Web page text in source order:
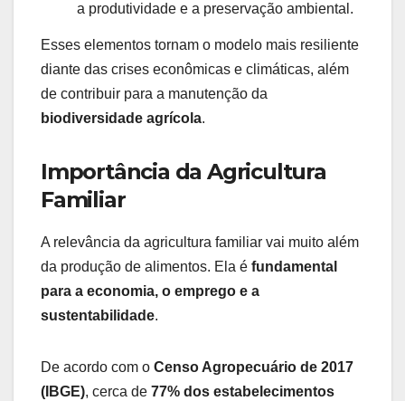
a produtividade e a preservação ambiental.
Esses elementos tornam o modelo mais resiliente
diante das crises econômicas e climáticas, além
de contribuir para a manutenção da
biodiversidade agrícola.
Importância da Agricultura
Familiar
A relevância da agricultura familiar vai muito além
da produção de alimentos. Ela é fundamental
para a economia, o emprego e a
sustentabilidade.
De acordo com o Censo Agropecuário de 2017
(IBGE), cerca de 77% dos estabelecimentos